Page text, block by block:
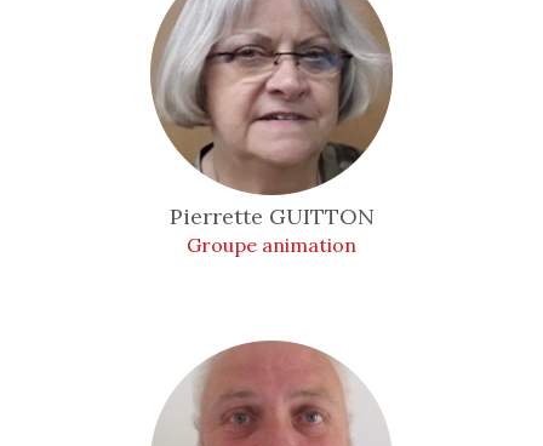
Pierrette GUITTON
Groupe animation